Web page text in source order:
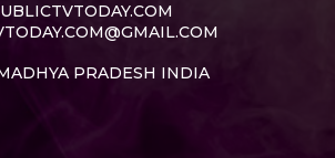
PRADESH INDIA